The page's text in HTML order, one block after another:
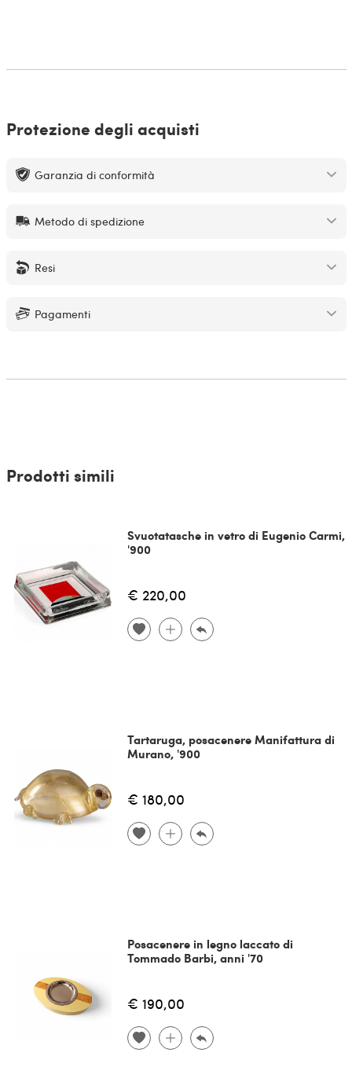
Protezione degli acquisti
Garanzia di conformità
Metodo di spedizione
Resi
Pagamenti
Prodotti simili
Svuotatasche in vetro di Eugenio Carmi,
'900
€ 220,00
Tartaruga, posacenere Manifattura di
Murano, '900
€ 180,00
Posacenere in legno laccato di
Tommado Barbi, anni '70
€ 190,00